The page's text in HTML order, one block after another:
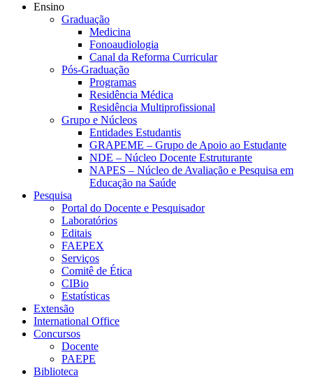
Ensino
Graduação
Medicina
Fonoaudiologia
Canal da Reforma Curricular
Pós-Graduação
Programas
Residência Médica
Residência Multiprofissional
Grupo e Núcleos
Entidades Estudantis
GRAPEME – Grupo de Apoio ao Estudante
NDE – Núcleo Docente Estruturante
NAPES – Núcleo de Avaliação e Pesquisa em
Educação na Saúde
Pesquisa
Portal do Docente e Pesquisador
Laboratórios
Editais
FAEPEX
Serviços
Comitê de Ética
CIBio
Estatísticas
Extensão
International Office
Concursos
Docente
PAEPE
Biblioteca